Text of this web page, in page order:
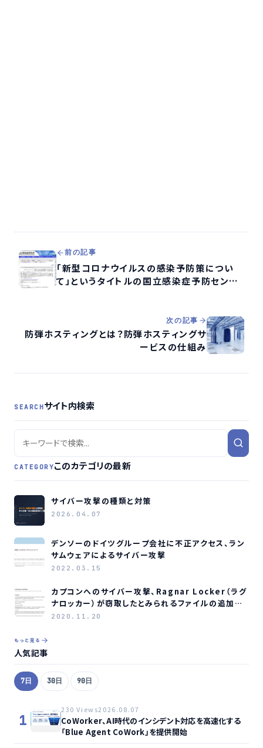
前の記事
「新型コロナウイルスの感染予防策につい
て」というタイトルの国立感染症予防センタ
次の記事
防弾ホスティングとは？防弾ホスティングサ
ービスの仕組み
SEARCHサイト内検索
CATEGORYこのカテゴリの最新
サイバー攻撃の種類と対策
2026.04.07
デンソーのドイツグループ会社に不正アクセス、ラン
サムウェアによるサイバー攻撃
2022.03.15
カプコンへのサイバー攻撃、Ragnar Locker（ラグ
ナロッカー）が窃取したとみられるファイルの追加公
開を継続
2020.11.20
もっと見る
人気記事
7日 30日 90日
1
230 Views2026.08.07
CoWorker、AI時代のインシデント対応を高速化する
「Blue Agent CoWork」を提供開始